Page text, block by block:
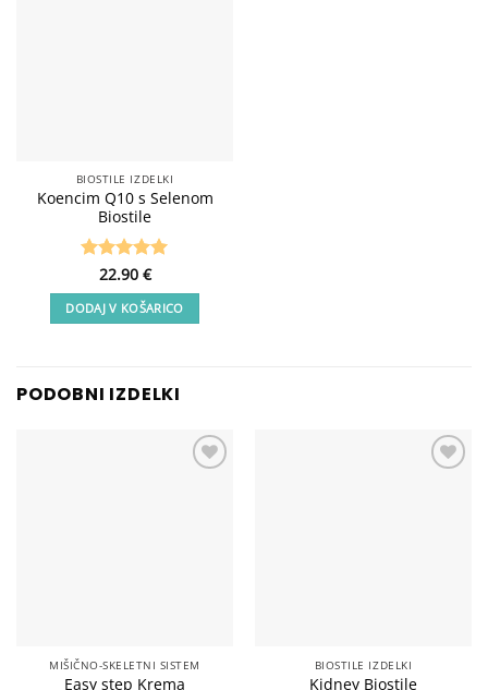
BIOSTILE IZDELKI
Koencim Q10 s Selenom
Biostile
Ocenjeno
4.91od 5
22.90 €
DODAJ V KOŠARICO
PODOBNI IZDELKI
MIŠIČNO-SKELETNI SISTEM
Easy step Krema
BIOSTILE IZDELKI
Kidney Biostile